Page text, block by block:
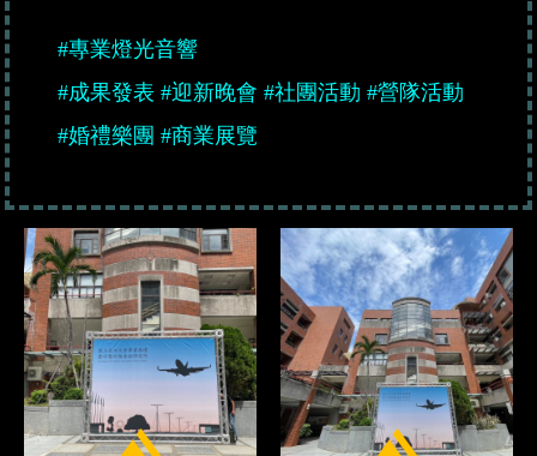
#專業燈光音響
#成果發表 #迎新晚會 #社團活動 #營隊活動
#婚禮樂團 #商業展覽